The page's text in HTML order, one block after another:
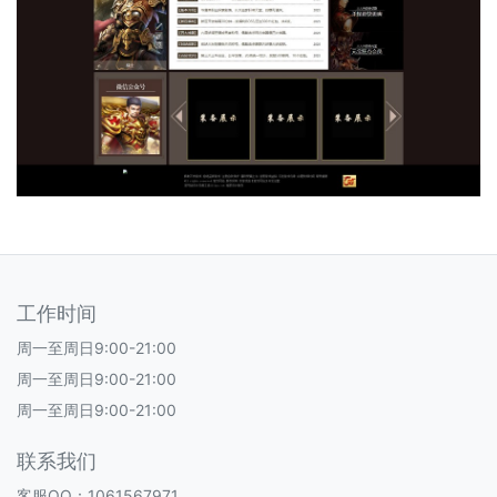
工作时间
周一至周日9:00-21:00
周一至周日9:00-21:00
周一至周日9:00-21:00
联系我们